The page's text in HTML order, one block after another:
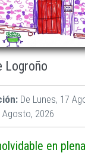
Logroño
De Lunes, 17
2026
en